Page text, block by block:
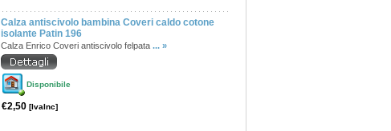
Calza antiscivolo bambina Coveri caldo cotone
isolante Patin 196
Calza Enrico Coveri antiscivolo felpata ... »
Disponibile
€2,50 [IvaInc]